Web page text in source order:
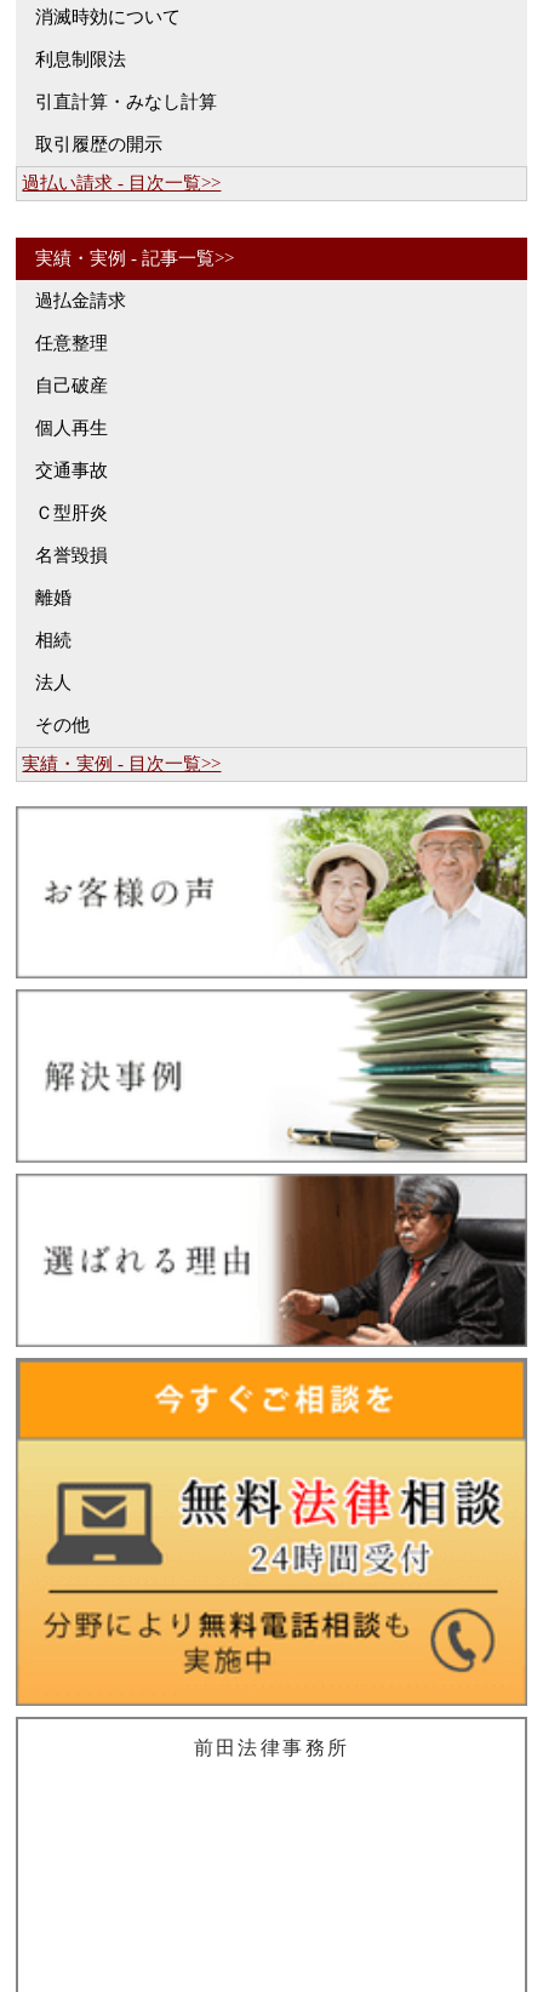
消滅時効について
利息制限法
引直計算・みなし計算
取引履歴の開示
過払い請求 - 目次一覧>>
実績・実例 - 記事一覧>>
過払金請求
任意整理
自己破産
個人再生
交通事故
Ｃ型肝炎
名誉毀損
離婚
相続
法人
その他
実績・実例 - 目次一覧>>
前田法律事務所